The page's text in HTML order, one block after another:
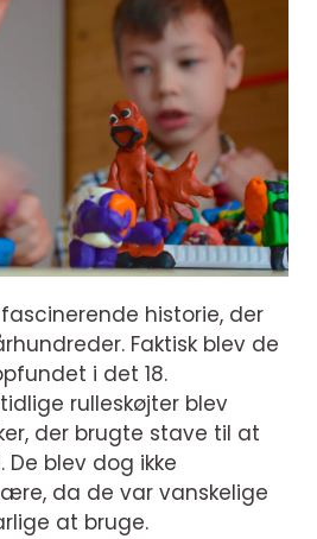
historie, der
Faktisk blev de
i det 18.
rulleskøjter blev
der brugte stave til at
blev dog ikke
da de var vanskelige
at bruge.